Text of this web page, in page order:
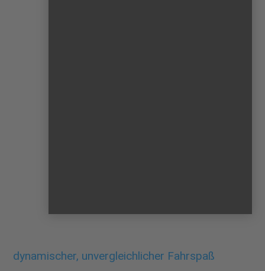
dynamischer, unvergleichlicher Fahrspaß